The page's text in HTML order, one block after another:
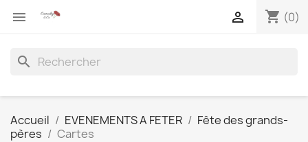
 shopping_cart (0)

search
Accueil EVENEMENTS A FETER
Fête des grands-
pères
Cartes